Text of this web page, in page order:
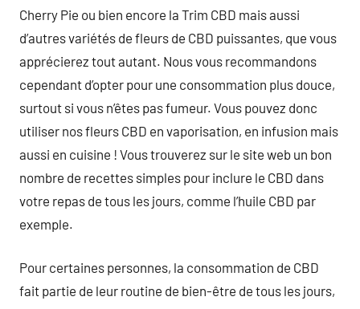
Cherry Pie ou bien encore la Trim CBD mais aussi
d’autres variétés de fleurs de CBD puissantes, que vous
apprécierez tout autant. Nous vous recommandons
cependant d’opter pour une consommation plus douce,
surtout si vous n’êtes pas fumeur. Vous pouvez donc
utiliser nos fleurs CBD en vaporisation, en infusion mais
aussi en cuisine ! Vous trouverez sur le site web un bon
nombre de recettes simples pour inclure le CBD dans
votre repas de tous les jours, comme l’huile CBD par
exemple.
Pour certaines personnes, la consommation de CBD
fait partie de leur routine de bien-être de tous les jours,